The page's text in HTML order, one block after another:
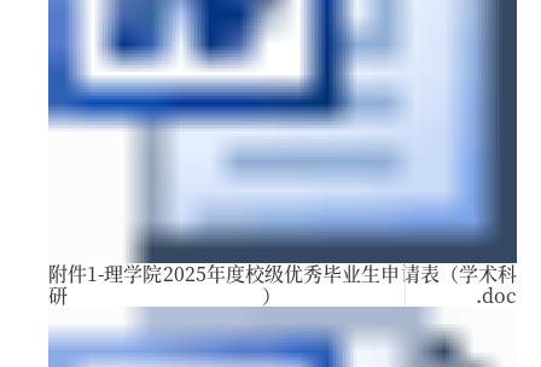
附件1-理学院2025年度校级优秀毕业生申请表（学术科
研）.doc